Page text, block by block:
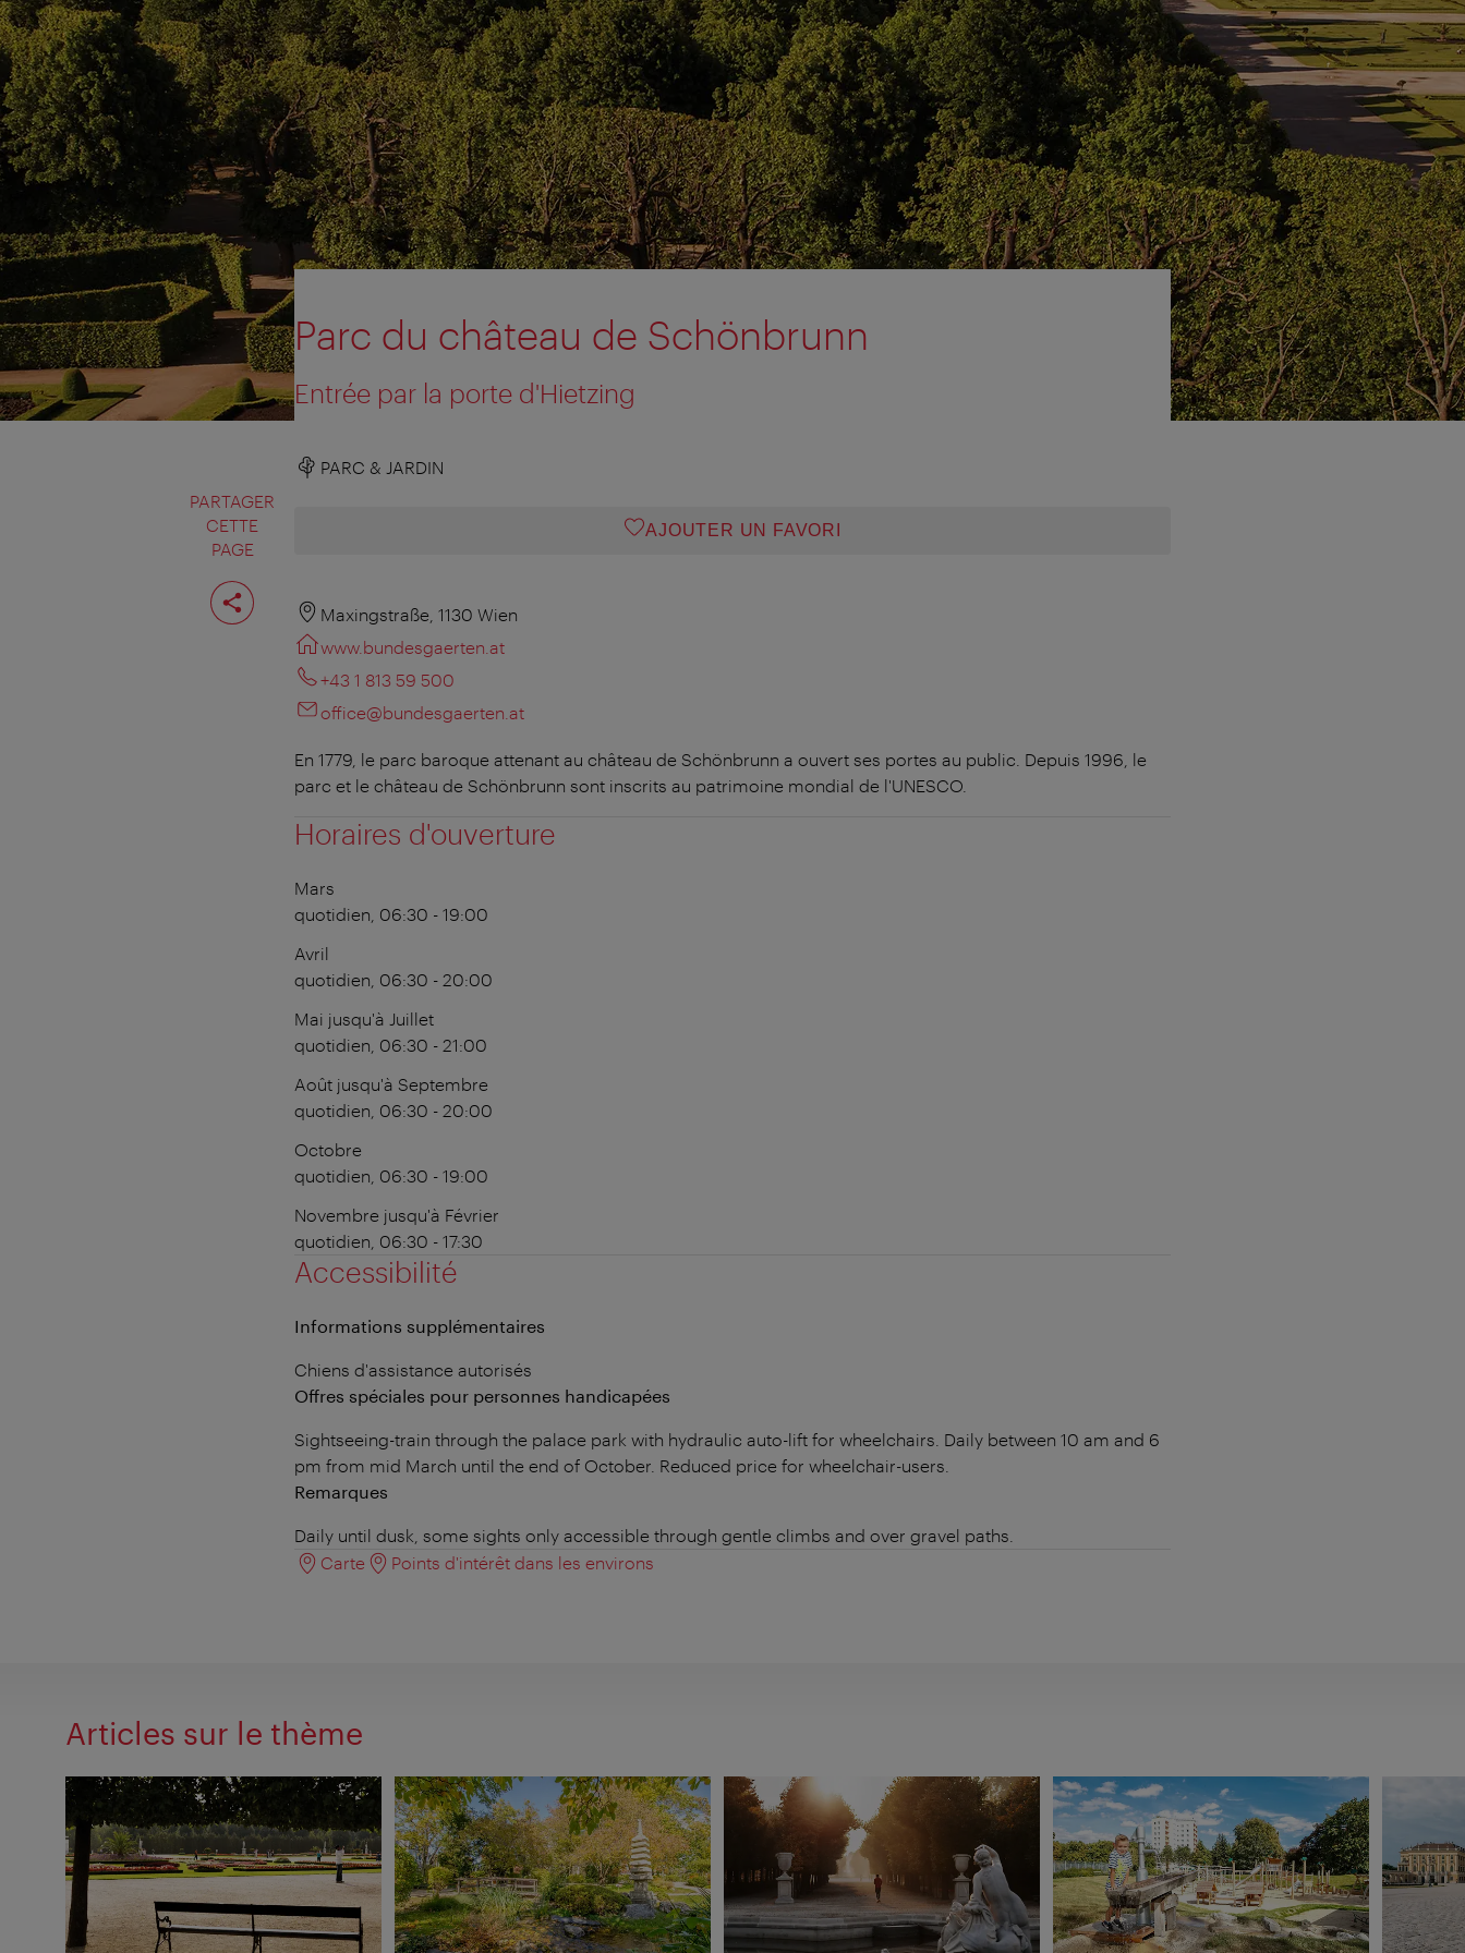
PARTAGER
CETTE
PAGE
Partager
cette
page
Parc du château de Schönbrunn
Entrée par la porte d'Hietzing
PARC & JARDIN
AJOUTER UN FAVORI
Maxingstraße, 1130 Wien
www.bundesgaerten.at
+43 1 813 59 500
office@bundesgaerten.at
En 1779, le parc baroque attenant au château de Schönbrunn a ouvert ses portes au public. Depuis 1996, le
parc et le château de Schönbrunn sont inscrits au patrimoine mondial de l'UNESCO.
Horaires d'ouverture
Mars
quotidien, 06:30 - 19:00
Avril
quotidien, 06:30 - 20:00
Mai jusqu'à Juillet
quotidien, 06:30 - 21:00
Août jusqu'à Septembre
quotidien, 06:30 - 20:00
Octobre
quotidien, 06:30 - 19:00
Novembre jusqu'à Février
quotidien, 06:30 - 17:30
Accessibilité
Informations supplémentaires
Chiens d'assistance autorisés
Offres spéciales pour personnes handicapées
Sightseeing-train through the palace park with hydraulic auto-lift for wheelchairs. Daily between 10 am and 6
pm from mid March until the end of October. Reduced price for wheelchair-users.
Remarques
Daily until dusk, some sights only accessible through gentle climbs and over gravel paths.
Carte
Points d'intérêt dans les environs
Articles sur le thème